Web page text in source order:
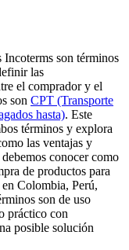
son términos
las
el comprador y el
son CPT (Transporte
hasta). Este
términos y explora
las ventajas y
conocer como
de productos para
en Colombia, Perú,
son de uso
práctico con
posible solución